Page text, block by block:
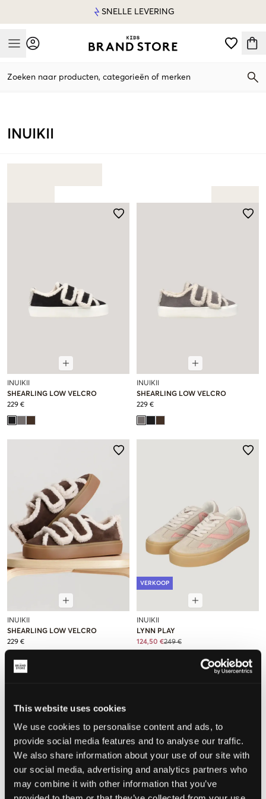
This website uses cookies
We use cookies to personalise content and ads, to
provide social media features and to analyse our traffic.
We also share information about your use of our site with
our social media, advertising and analytics partners who
may combine it with other information that you’ve
SNELLE LEVERING
Mobile Menu
Zoeken naar producten, categorieën of merken
INUIKII
INUIKII
SHEARLING LOW VELCRO
229 €
INUIKII
SHEARLING LOW VELCRO
229 €
INUIKII
SHEARLING LOW VELCRO
229 €
VERKOOP
INUIKII
LYNN PLAY
124,50 €249 €